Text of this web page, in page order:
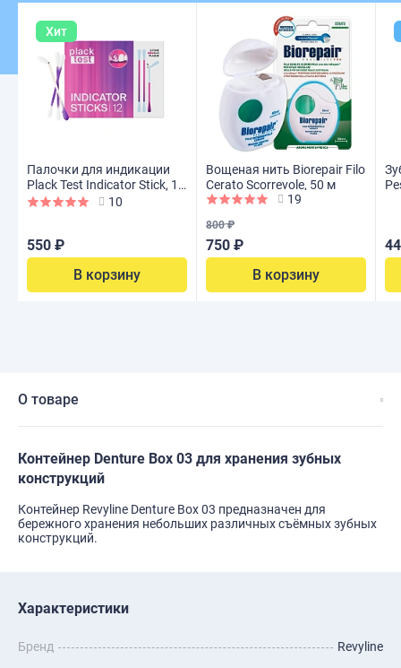
Хит
Палочки для индикации
Plack Test Indicator Stick, 12
шт
10
550 ₽
В корзину
Вощеная нить Biorepair Filo
Cerato Scorrevole, 50 м
19
800 ₽
750 ₽
В корзину
О товаре
Контейнер Denture Box 03 для хранения зубных
конструкций
Контейнер Revyline Denture Box 03 предназначен для
бережного хранения небольших различных съёмных зубных
конструкций.
Характеристики
Бренд Revyline